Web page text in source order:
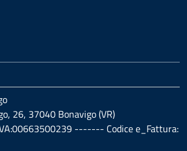
26, 37040 Bonavigo (VR)
------- Codice e_Fattura: